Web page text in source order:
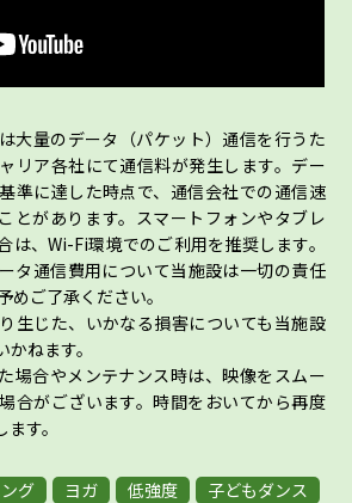
大量のデータ（パケット）通信を行うた
リア各社にて通信料が発生します。デー
準に達した時点で、通信会社での通信速
とがあります。スマートフォンやタブレ
は、Wi-Fi環境でのご利用を推奨します。
タ通信費用について当施設は一切の責任
めご了承ください。
生じた、いかなる損害についても当施設
ねます。
場合やメンテナンス時は、映像をスムー
合がございます。時間をおいてから再度
す。
グ ヨガ 低強度
子どもダンス